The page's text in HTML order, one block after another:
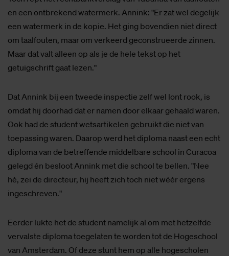
en een ontbrekend watermerk. Annink: "Er zat wel degelijk
een watermerk in de kopie. Het ging bovendien niet direct
om taalfouten, maar om verkeerd geconstrueerde zinnen.
Maar dat valt alleen op als je de hele tekst op het
getuigschrift gaat lezen."
Dat Annink bij een tweede inspectie zelf wel lont rook, is
omdat hij doorhad dat er namen door elkaar gehaald waren.
Ook had de student wetsartikelen gebruikt die niet van
toepassing waren. Daarop werd het diploma naast een echt
diploma van de betreffende middelbare school in Curacoa
gelegd én besloot Annink met die school te bellen. "Nee
hè, zei de directeur, hij heeft zich toch niet wéér ergens
ingeschreven."
Eerder lukte het de student namelijk al om met hetzelfde
vervalste diploma toegelaten te worden tot de Hogeschool
van Amsterdam. Of deze stunt hem op alle hogescholen